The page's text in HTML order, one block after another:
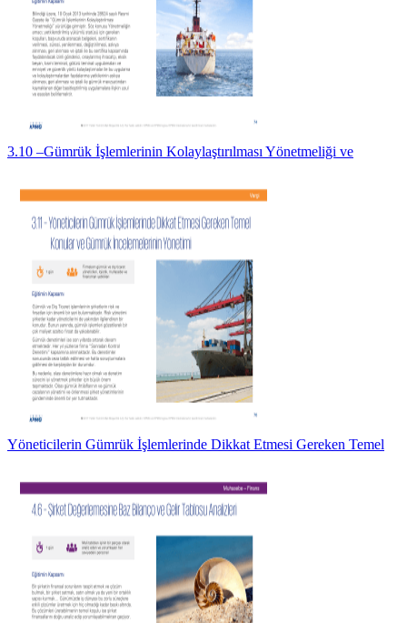
3.10 –Gümrük İşlemlerinin Kolaylaştırılması Yönetmeliği ve
Yöneticilerin Gümrük İşlemlerinde Dikkat Etmesi Gereken Temel